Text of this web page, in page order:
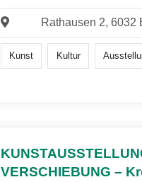
Rathausen 2, 6032
Kunst Kultur
VERSCHIEBUNG –